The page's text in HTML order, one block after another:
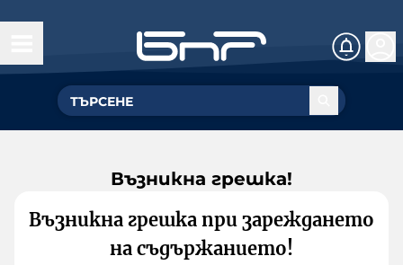
Възникна грешка!
Възникна грешка при зареждането
на съдържанието!